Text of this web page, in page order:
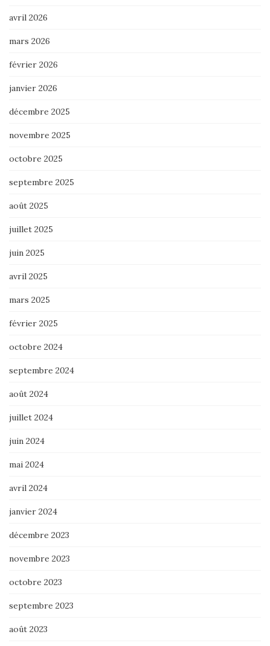
avril 2026
mars 2026
février 2026
janvier 2026
décembre 2025
novembre 2025
octobre 2025
septembre 2025
août 2025
juillet 2025
juin 2025
avril 2025
mars 2025
février 2025
octobre 2024
septembre 2024
août 2024
juillet 2024
juin 2024
mai 2024
avril 2024
janvier 2024
décembre 2023
novembre 2023
octobre 2023
septembre 2023
août 2023